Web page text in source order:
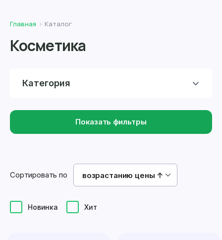
Главная Каталог
Косметика
Категория
Показать фильтры
Новинка Хит
Сортировать по возрастанию цены ↑